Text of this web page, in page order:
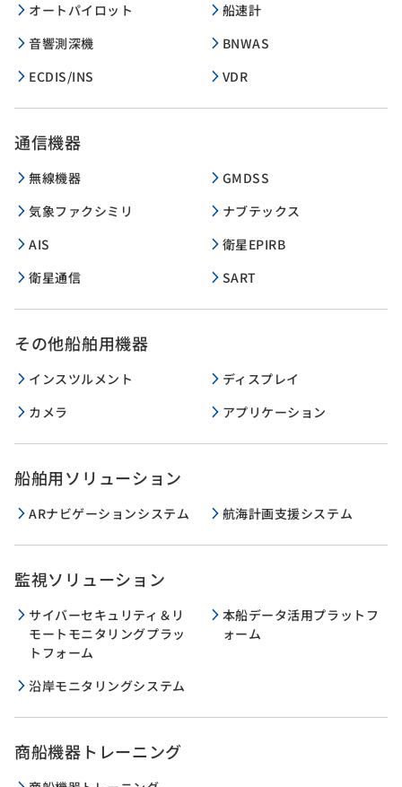
オートパイロット
船速計
音響測深機
BNWAS
ECDIS/INS
VDR
通信機器
無線機器
GMDSS
気象ファクシミリ
ナブテックス
AIS
衛星EPIRB
衛星通信
SART
その他船舶用機器
インスツルメント
ディスプレイ
カメラ
アプリケーション
船舶用ソリューション
ARナビゲーションシステム 航海計画支援システム
監視ソリューション
サイバーセキュリティ＆リ
モートモニタリングプラッ
トフォーム
本船データ活用プラットフ
ォーム
沿岸モニタリングシステム
商船機器トレーニング